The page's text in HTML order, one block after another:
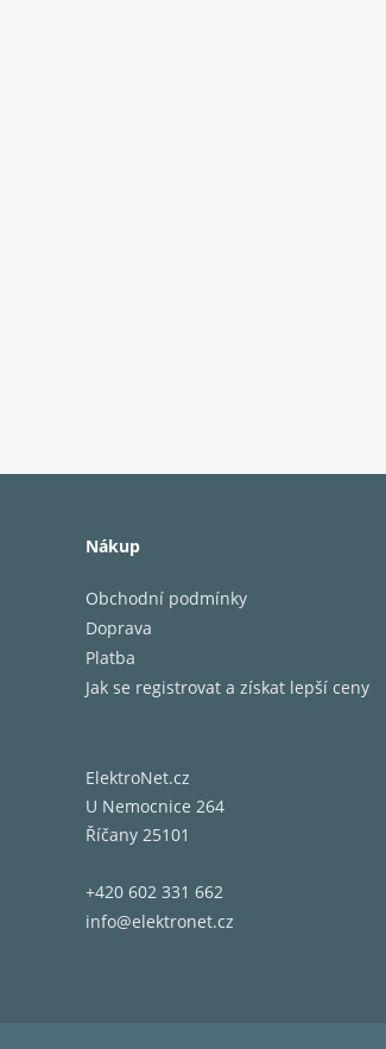
Nákup
Obchodní podmínky
Doprava
Platba
Jak se registrovat a získat lepší ceny
ElektroNet.cz
U Nemocnice 264
Říčany 25101
+420 602 331 662
info@elektronet.cz